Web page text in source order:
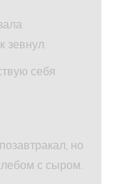
зевнул.
себя
но
с сыром.